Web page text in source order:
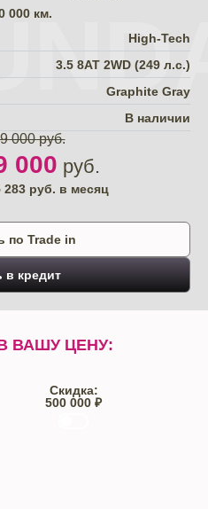
000 км.
High-Tech
3.5 8AT 2WD (249 л.c.)
Graphite Gray
В наличии
000 руб.
000 руб.
283 руб. в месяц
по Trade in
в кредит
ВАШУ ЦЕНУ:
Скидка:
500 000 ₽